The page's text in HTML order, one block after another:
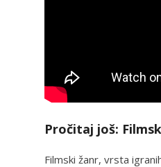
Pročitaj još:
Filmski žanr, vrsta